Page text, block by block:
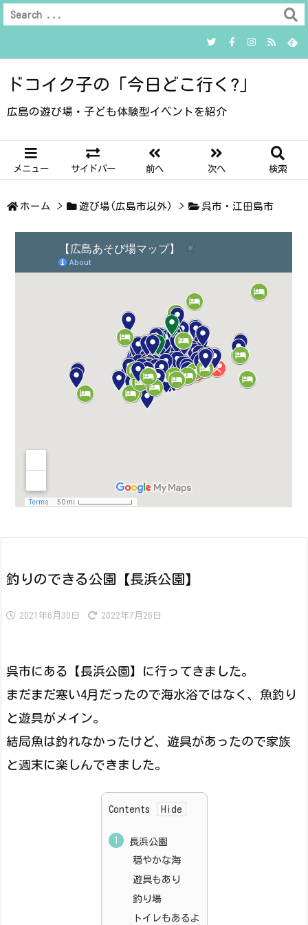
ドコイク子の「今日どこ行く?」
広島の遊び場・子ども体験型イベントを紹介
メニュー サイドバー 前へ 次へ 検索
ホーム > 遊び場(広島市以外) > 呉市・江田島市
釣りのできる公園【長浜公園】
2021年6月30日 2022年7月26日
呉市にある【長浜公園】に行ってきました。
まだまだ寒い4月だったので海水浴ではなく、魚釣り
と遊具がメイン。
結局魚は釣れなかったけど、遊具があったので家族
と週末に楽しんできました。
Contents
長浜公園
穏やかな海
遊具もあり
釣り場
トイレもあるよ